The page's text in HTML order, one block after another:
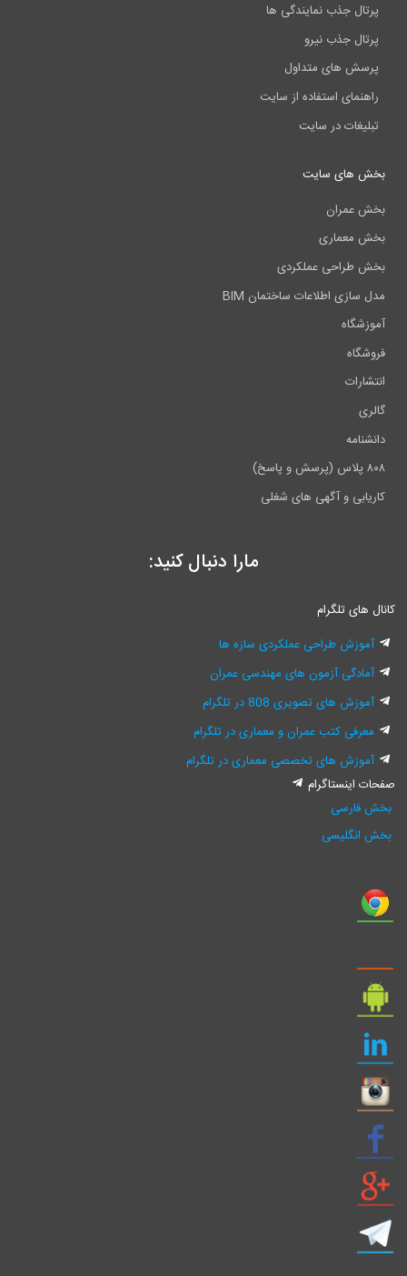
پرتال جذب نمایندگی ها
پرتال جذب نیرو
پرسش های متداول
راهنمای استفاده از سایت
تبلیغات در سایت
بخش های سایت
بخش عمران
بخش معماری
بخش طراحی عملکردی
مدل سازی اطلاعات ساختمان BIM
آموزشگاه
فروشگاه
انتشارات
گالری
دانشنامه
۸۰۸ پلاس (پرسش و پاسخ)
کاریابی و آگهی های شغلی
مارا دنبال کنید:
کانال های تلگرام
آموزش طراحی عملکردی سازه ها
آمادگی آزمون های مهندسی عمران
آموزش های تصویری 808 در تلگرام
معرفی کتب عمران و معماری در تلگرام
آموزش های تخصصی معماری در تلگرام
صفحات اینستاگرام
بخش فارسی
بخش انگلیسی